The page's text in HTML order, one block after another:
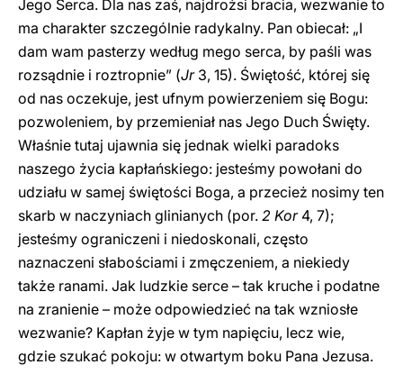
Jego Serca. Dla nas zaś, najdrożsi bracia, wezwanie to
ma charakter szczególnie radykalny. Pan obiecał: „I
dam wam pasterzy według mego serca, by paśli was
rozsądnie i roztropnie” (Jr3, 15). Świętość, której się
od nas oczekuje, jest ufnym powierzeniem się Bogu:
pozwoleniem, by przemieniał nas Jego Duch Święty.
Właśnie tutaj ujawnia się jednak wielki paradoks
naszego życia kapłańskiego: jesteśmy powołani do
udziału w samej świętości Boga, a przecież nosimy ten
skarb w naczyniach glinianych (por. 2 Kor4, 7);
jesteśmy ograniczeni i niedoskonali, często
naznaczeni słabościami i zmęczeniem, a niekiedy
także ranami. Jak ludzkie serce – tak kruche i podatne
na zranienie – może odpowiedzieć na tak wzniosłe
wezwanie? Kapłan żyje w tym napięciu, lecz wie,
gdzie szukać pokoju: w otwartym boku Pana Jezusa.